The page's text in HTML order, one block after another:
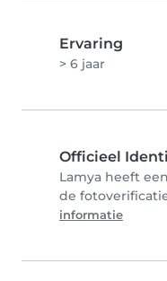
Ervaring
> 6 jaar
Officieel
Lamya heeft
de
informatie